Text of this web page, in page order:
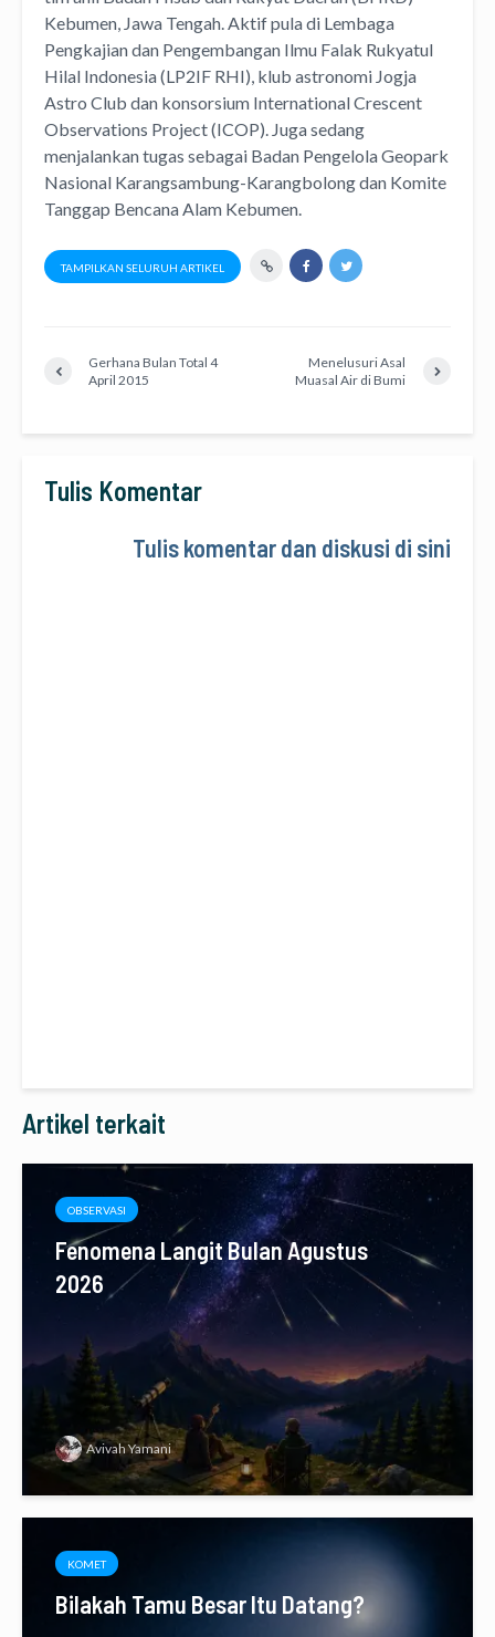
Kebumen, Jawa Tengah. Aktif pula di Lembaga
Pengkajian dan Pengembangan Ilmu Falak Rukyatul
Hilal Indonesia (LP2IF RHI), klub astronomi Jogja
Astro Club dan konsorsium International Crescent
Observations Project (ICOP). Juga sedang
menjalankan tugas sebagai Badan Pengelola Geopark
Nasional Karangsambung-Karangbolong dan Komite
Tanggap Bencana Alam Kebumen.
TAMPILKAN SELURUH ARTIKEL
Gerhana Bulan Total 4
April 2015
Menelusuri Asal
Muasal Air di Bumi
Tulis Komentar
Tulis komentar dan diskusi di sini
Artikel terkait
OBSERVASI
Fenomena Langit Bulan Agustus
2026
Avivah Yamani
KOMET
Bilakah Tamu Besar Itu Datang?